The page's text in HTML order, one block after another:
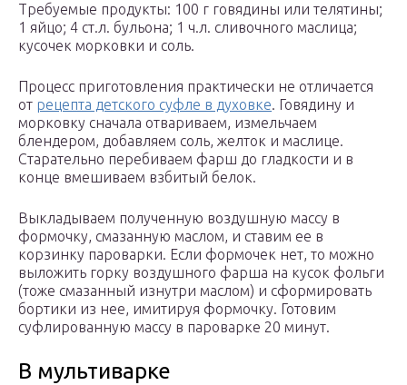
Требуемые продукты: 100 г говядины или телятины;
1 яйцо; 4 ст.л. бульона; 1 ч.л. сливочного маслица;
кусочек морковки и соль.
Процесс приготовления практически не отличается
от рецепта детского суфле в духовке. Говядину и
морковку сначала отвариваем, измельчаем
блендером, добавляем соль, желток и маслице.
Старательно перебиваем фарш до гладкости и в
конце вмешиваем взбитый белок.
Выкладываем полученную воздушную массу в
формочку, смазанную маслом, и ставим ее в
корзинку пароварки. Если формочек нет, то можно
выложить горку воздушного фарша на кусок фольги
(тоже смазанный изнутри маслом) и сформировать
бортики из нее, имитируя формочку. Готовим
суфлированную массу в пароварке 20 минут.
В мультиварке